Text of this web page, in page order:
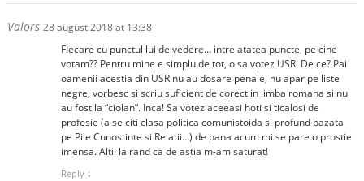
Valors 28 august 2018 at 13:38
FIecare cu punctul lui de vedere… intre atatea puncte, pe cine
votam?? Pentru mine e simplu de tot, o sa votez USR. De ce? Pai
oamenii acestia din USR nu au dosare penale, nu apar pe liste
negre, vorbesc si scriu suficient de corect in limba romana si nu
au fost la “ciolan”. Inca! Sa votez aceeasi hoti si ticalosi de
profesie (a se citi clasa politica comunistoida si profund bazata
pe Pile Cunostinte si Relatii…) de pana acum mi se pare o prostie
imensa. Altii la rand ca de astia m-am saturat!
Reply ↓